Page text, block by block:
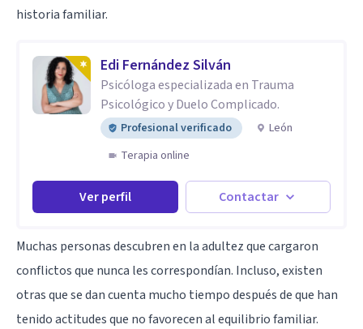
historia familiar.
Edi Fernández Silván
Psicóloga especializada en Trauma
Psicológico y Duelo Complicado.
Profesional verificado
León
Terapia online
Ver perfil Contactar
Muchas personas descubren en la adultez que cargaron
conflictos que nunca les correspondían. Incluso, existen
otras que se dan cuenta mucho tiempo después de que han
tenido actitudes que no favorecen al equilibrio familiar.